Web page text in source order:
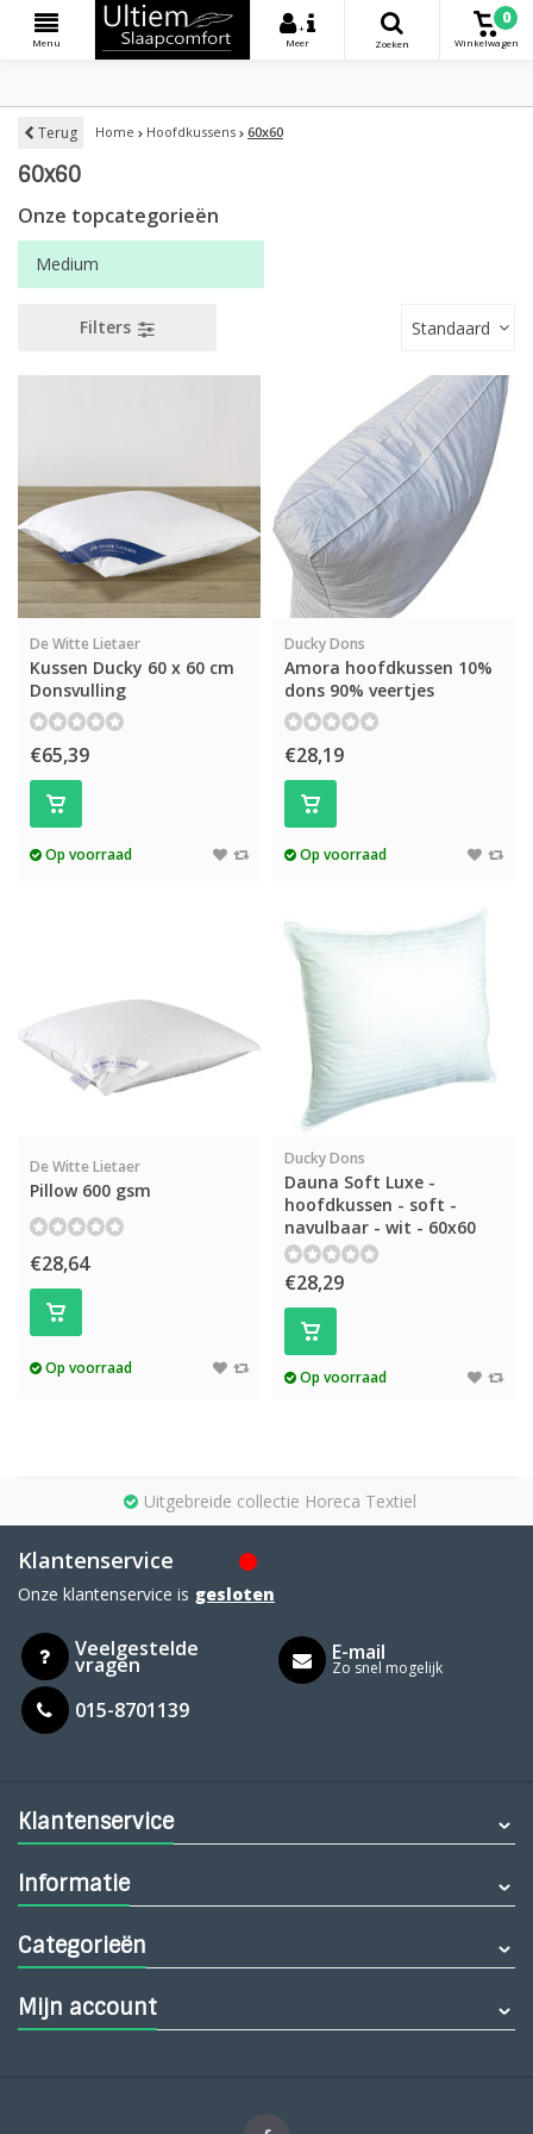
Menu
+
Meer
Zoeken
0
Winkelwagen
Terug Home Hoofdkussens 60x60
60x60
Onze topcategorieën
Medium
Filters Standaard
De Witte Lietaer
Kussen Ducky 60 x 60 cm
Donsvulling
€65,39
Op voorraad
Ducky Dons
Amora hoofdkussen 10%
dons 90% veertjes
€28,19
Op voorraad
De Witte Lietaer
Pillow 600 gsm
€28,64
Op voorraad
Ducky Dons
Dauna Soft Luxe -
hoofdkussen - soft -
navulbaar - wit - 60x60
€28,29
Op voorraad
Uitgebreide collectie Horeca Textiel
Klantenservice
Onze klantenservice is gesloten
Veelgestelde
vragen
015-8701139
E-mail
Zo snel mogelijk
Klantenservice
Informatie
Categorieën
Mijn account